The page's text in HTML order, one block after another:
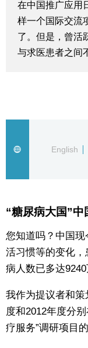
深度报道
视觉日本
日本信息库
人物访谈
东京
在中国推广应
样一个国际交流
了。但是，曾活
与求医患者之间
English
“糖尿病大国”中
您知道吗？中国现
活习惯等的变化
病人数已多达9240
我作为提议者和
度和2012年度分
疗服务”调研项目的